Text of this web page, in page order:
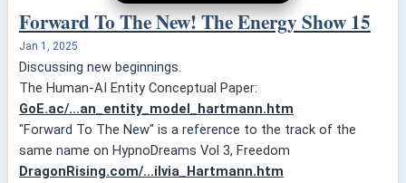
Forward To The New! The Energy Show 15
Jan 1, 2025
Discussing new beginnings.
The Human-AI Entity Conceptual Paper:
GoE.ac/...an_entity_model_hartmann.htm
"Forward To The New" is a reference to the track of the
same name on HypnoDreams Vol 3, Freedom
DragonRising.com/...ilvia_Hartmann.htm